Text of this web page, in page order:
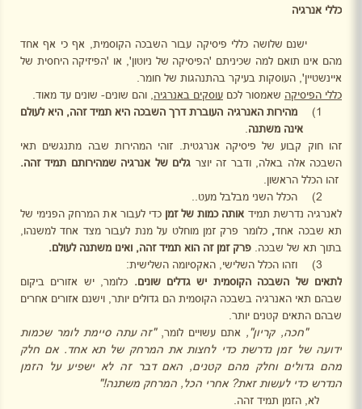
כללי אנרגיה
ישנם שלושה כללי פיסיקה עבור השבכה הקוסמית, אף כי אף אחד
מהם אינו תואם למה שכיניתם 'הפיסיקה של ניוטון', או 'הפיזיקה היחסית של
איינשטיין', העוסקות בעיקר בהתנהגות של חומר.
כללי הפיסיקה שאמסור לכם עוסקים באנרגיה , והם שונים- שונים עד מאוד.
1)
מהירות האנרגיה העוברת דרך השבכה היא תמיד זהה, היא לעולם
אינה משתנה
זהו חוק קבוע של פיסיקה אנרגטית. זוהי המהירות שבה מתנגשים תאי
השבכה אלה באלה, ודבר זה יוצר גלים של אנרגיה שמהירותם תמיד זהה.
זהו הכלל הראשון.
2)
הכלל השני מבלבל מעט..
לאנרגיה נדרשת תמיד אותה כמות של זמן כדי לעבור את המרחק הפנימי של
תא שבכה אחד,כלומר פרק זמן מוחלט על מנת לעבור מצד אחד למשנהו,
בתוך תא של שבכה. פרק זמן זה הוא תמיד זהה, ואינו משתנה לעולם.
3)
וזהו הכלל השלישי, האקסיומה השלישית:
לתאים של השבכה הקוסמית יש גדלים שונים. כלומר, יש אזורים ביקום
שבהם תאי האנרגיה בשבכה הקוסמית הם גדולים יותר, וישנם אזורים אחרים
שבהם התאים קטנים יותר.
"חכה, קריון", אתם עשויים לומר,"זה עתה סיימת לומר שכמות
ידועה של זמן נדרשת כדי לחצות את המרחק של תא אחד. אם חלק
מהם גדולים וחלק מהם קטנים, האם דבר זה לא ישפיע על הזמן
הנדרש כדי לעשות זאת? אחרי הכל, המרחק משתנה!"
לא, הזמן תמיד זהה.